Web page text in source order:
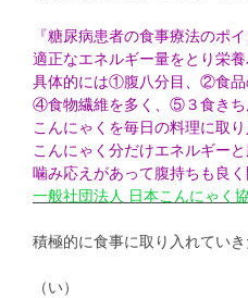
『糖尿病患者の食事療法のポ
適正なエネルギー量をとり栄
具体的には①腹八分目、②食品
④食物繊維を多く、⑤３食き
こんにゃくを毎日の料理に取
こんにゃく分だけエネルギー
噛み応えがあって腹持ちも良
一般社団法人 日本こんにゃく
積極的に食事に取り入れていき
（い）